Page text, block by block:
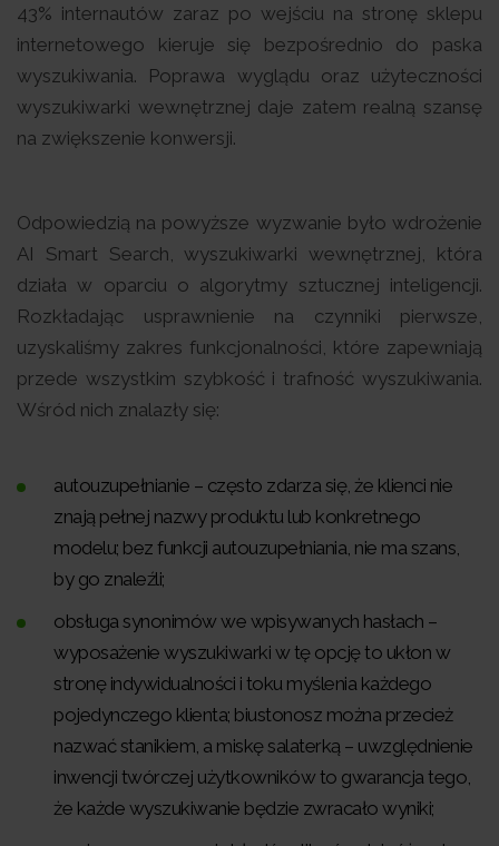
43% internautów zaraz po wejściu na stronę sklepu
internetowego kieruje się bezpośrednio do paska
wyszukiwania. Poprawa wyglądu oraz użyteczności
wyszukiwarki wewnętrznej daje zatem realną szansę
na zwiększenie konwersji.
Odpowiedzią na powyższe wyzwanie było wdrożenie
AI Smart Search, wyszukiwarki wewnętrznej, która
działa w oparciu o algorytmy sztucznej inteligencji.
Rozkładając usprawnienie na czynniki pierwsze,
uzyskaliśmy zakres funkcjonalności, które zapewniają
przede wszystkim szybkość i trafność wyszukiwania.
Wśród nich znalazły się:
autouzupełnianie – często zdarza się, że klienci nie
znają pełnej nazwy produktu lub konkretnego
modelu; bez funkcji autouzupełniania, nie ma szans,
by go znaleźli;
obsługa synonimów we wpisywanych hasłach –
wyposażenie wyszukiwarki w tę opcję to ukłon w
stronę indywidualności i toku myślenia każdego
pojedynczego klienta; biustonosz można przecież
nazwać stanikiem, a miskę salaterką – uwzględnienie
inwencji twórczej użytkowników to gwarancja tego,
że każde wyszukiwanie będzie zwracało wyniki;